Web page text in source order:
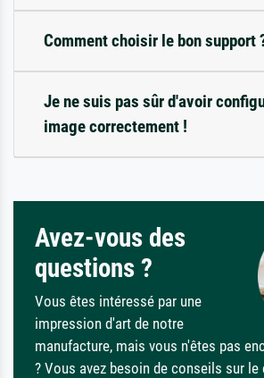
Comment choisir le bon support
Je ne suis pas sûr d'avoir
image correctement !
Avez-vous des
questions ?
Vous êtes intéressé par une
impression d'art de notre
manufacture, mais vous n'êtes pas
? Vous avez besoin de conseils sur